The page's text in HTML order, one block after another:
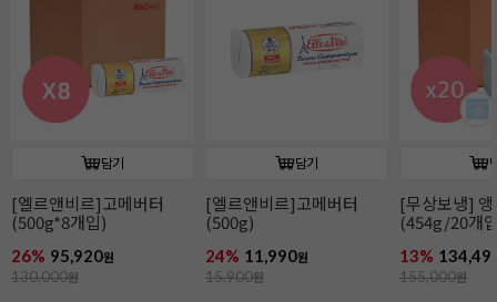
담기
[엘르앤비르]고메버터
(500g*8개입)
26% 95,920원
130,000원
담기
[엘르앤비르]고메버터
(500g)
24% 11,990원
15,900원
[무상보냉]
(454g/20개
13%
155,000원